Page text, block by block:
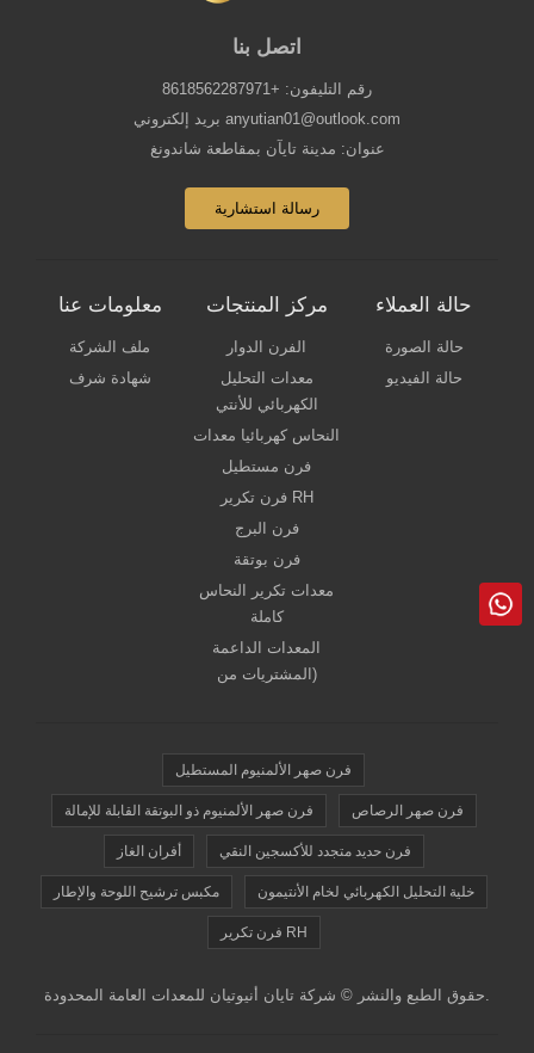
اتصل بنا
رقم التليفون: +8618562287971
بريد إلكتروني anyutian01@outlook.com
عنوان: مدينة تايآن بمقاطعة شاندونغ
رسالة استشارية
معلومات عنا
ملف الشركة
شهادة شرف
مركز المنتجات
الفرن الدوار
معدات التحليل
الكهربائي للأنتي
النحاس كهربائيا معدات
فرن مستطيل
فرن تكرير RH
فرن البرج
فرن بوتقة
معدات تكرير النحاس
كاملة
المعدات الداعمة
(المشتريات من
حالة العملاء
حالة الصورة
حالة الفيديو
فرن صهر الألمنيوم المستطيل
فرن صهر الألمنيوم ذو البوتقة القابلة للإمالة فرن صهر الرصاص
أفران الغاز فرن حديد متجدد للأكسجين النقي
مكبس ترشيح اللوحة والإطار خلية التحليل الكهربائي لخام الأنتيمون
فرن تكرير RH